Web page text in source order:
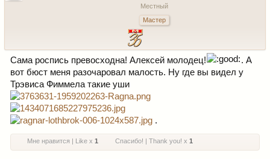
Местный
Мастер
Сама роспись превосходна! Алексей молодец!
. А
вот бюст меня разочаровал малость. Ну где вы видел у
Трэвиса Фиммела такие уши
.
Мне нравится | Like x 1 Спасибо! | Thank you! x 1